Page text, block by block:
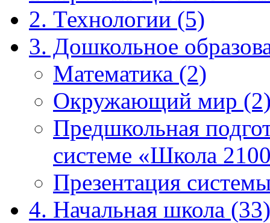
2. Технологии (5)
3. Дошкольное
Математика (2)
Окружающий мир
Предшкольная
системе «Школа
Презентация
4. Начальная школа (33)